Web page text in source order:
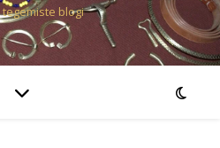
tegemiste blogi